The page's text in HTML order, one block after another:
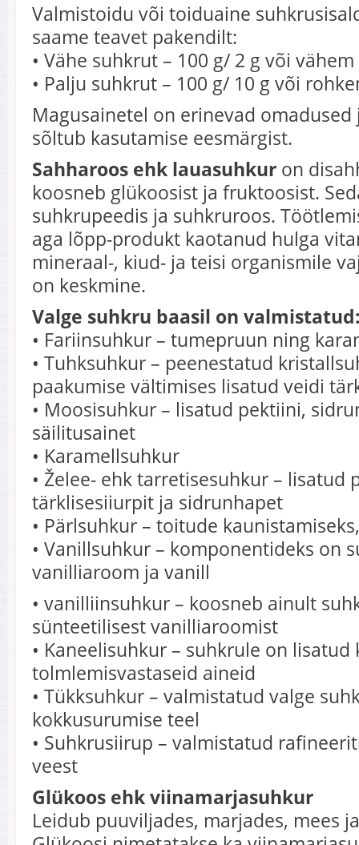
Valmistoidu või toiduaine
saame teavet pakendilt:
• Vähe suhkrut – 100 g/ 2 g või vähem
• Palju suhkrut – 100 g/ 10 g või
Magusainetel on erinevad omadused
sõltub kasutamise eesmärgist.
Sahharoos ehk lauasuhkur on
koosneb glükoosist ja fruktoosist.
suhkrupeedis ja suhkruroos.
aga lõpp-produkt kaotanud hulga
mineraal-, kiud- ja teisi organismile
on keskmine.
Valge suhkru baasil on
• Fariinsuhkur – tumepruun ning
• Tuhksuhkur – peenestatud
paakumise vältimises lisatud veidi
• Moosisuhkur – lisatud pektiini,
säilitusainet
• Karamellsuhkur
• Želee- ehk tarretisesuhkur – lisatud
tärklisesiiurpit ja sidrunhapet
• Pärlsuhkur – toitude
• Vanillsuhkur – komponentideks on
vanilliaroom ja vanill
• vanilliinsuhkur – koosneb ainult
sünteetilisest vanilliaroomist
• Kaneelisuhkur – suhkrule on lisatud
tolmlemisvastaseid aineid
• Tükksuhkur – valmistatud valge
kokkusurumise teel
• Suhkrusiirup – valmistatud
veest
Glükoos ehk viinamarjasuhkur
Leidub puuviljades, marjades, mees